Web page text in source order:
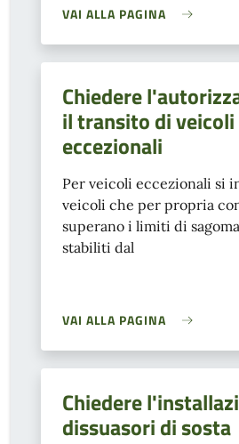
VAI ALLA PAGINA
Chiedere
il transito di
eccezionali
Per veicoli eccezionali si
veicoli che per propria
superano i limiti di
stabiliti dal
VAI ALLA PAGINA
Chiedere
dissuasori di sosta